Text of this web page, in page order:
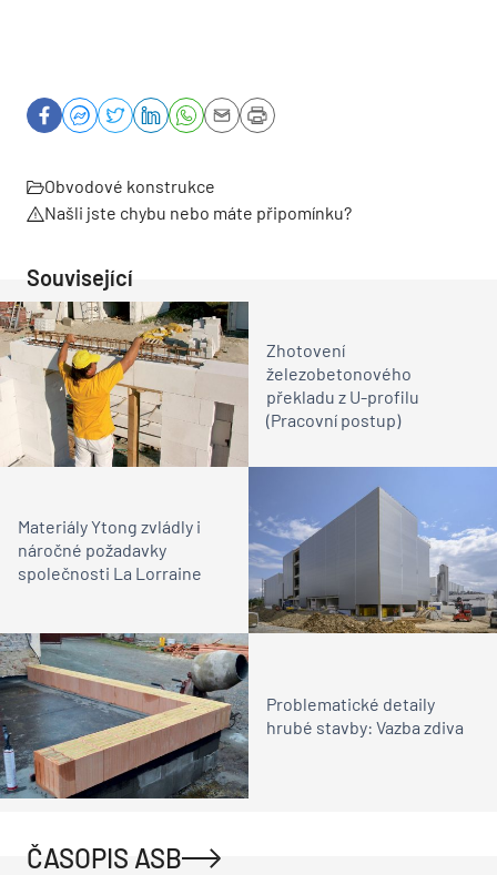
Obvodové konstrukce
Našli jste chybu nebo máte připomínku?
Související
Zhotovení
železobetonového
překladu z U-profilu
(Pracovní postup)
Materiály Ytong zvládly i
náročné požadavky
společnosti La Lorraine
Problematické detaily
hrubé stavby: Vazba zdiva
ČASOPIS ASB